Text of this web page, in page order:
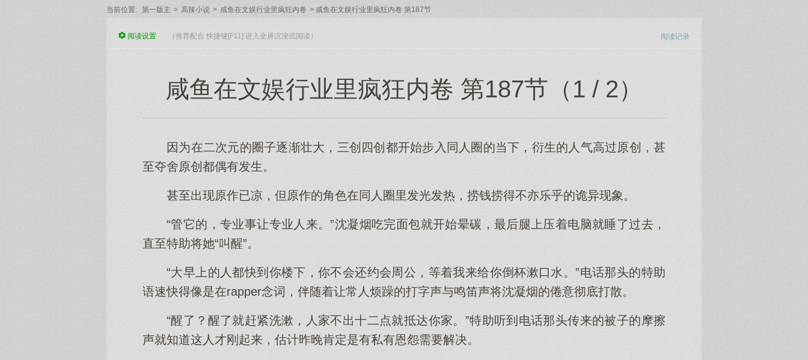
当前位置: 第一版主 > 高辣小说 > 咸鱼在文娱行业里疯狂内卷 > 咸鱼在文娱行业里疯狂内卷 第187节
阅读记录
阅读设置 （推荐配合 快捷键[F11] 进入全屏沉浸式阅读）
咸鱼在文娱行业里疯狂内卷 第187节（1 / 2）
因为在二次元的圈子逐渐壮大，三创四创都开始步入同人圈的当下，衍生的人气高过原创，甚
至夺舍原创都偶有发生。
甚至出现原作已凉，但原作的角色在同人圈里发光发热，捞钱捞得不亦乐乎的诡异现象。
“管它的，专业事让专业人来。”沈凝烟吃完面包就开始晕碳，最后腿上压着电脑就睡了过去，
直至特助将她“叫醒”。
“大早上的人都快到你楼下，你不会还约会周公，等着我来给你倒杯漱口水。”电话那头的特助
语速快得像是在rapper念词，伴随着让常人烦躁的打字声与鸣笛声将沈凝烟的倦意彻底打散。
“醒了？醒了就赶紧洗漱，人家不出十二点就抵达你家。”特助听到电话那头传来的被子的摩擦
声就知道这人才刚起来，估计昨晚肯定是有私有恩怨需要解决。